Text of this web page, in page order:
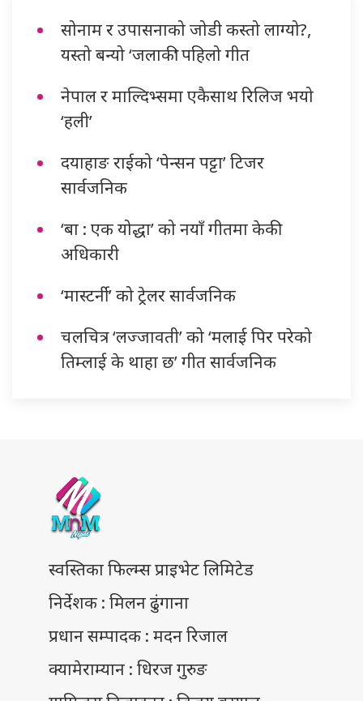
सोनाम र उपासनाको जोडी कस्तो लाग्यो?,
यस्तो बन्यो ‘जलाकी’ पहिलो गीत
नेपाल र माल्दिभ्समा एकैसाथ रिलिज भयो
‘हली’
दयाहाङ राईको ‘पेन्सन पट्टा’ टिजर
सार्वजनिक
‘बा : एक योद्धा’ को नयाँ गीतमा केकी
अधिकारी
‘मास्टर्नी’ को ट्रेलर सार्वजनिक
चलचित्र ‘लज्जावती’ को ‘मलाई पिर परेको
तिम्लाई के थाहा छ’ गीत सार्वजनिक
स्वस्तिका फिल्म्स प्राइभेट लिमिटेड
निर्देशक : मिलन ढुंगाना
प्रधान सम्पादक : मदन रिजाल
क्यामेराम्यान : धिरज गुरुङ